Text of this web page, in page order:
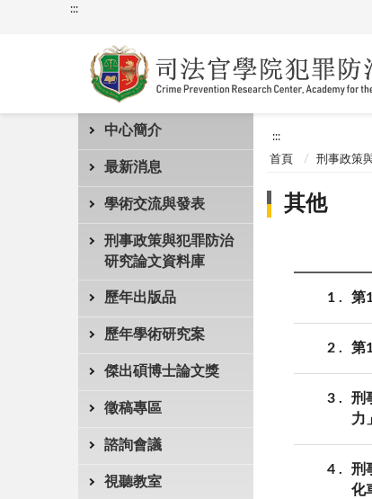
:::
中心簡介
最新消息
學術交流與發表
刑事政策與犯罪防治
研究論文資料庫
歷年出版品
歷年學術研究案
傑出碩博士論文獎
徵稿專區
諮詢會議
視聽教室
:::
首頁 刑事政策
其他
1 第
2 第
3
刑
力」
4
刑
化